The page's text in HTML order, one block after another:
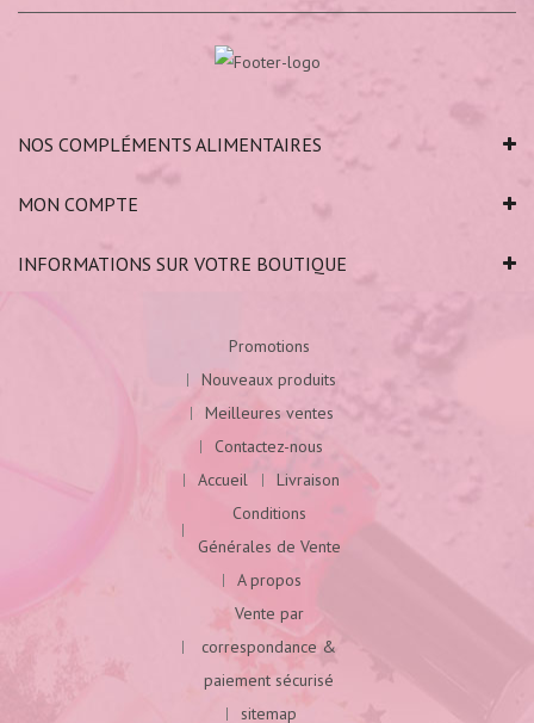
NOS COMPLÉMENTS ALIMENTAIRES
MON COMPTE
INFORMATIONS SUR VOTRE BOUTIQUE
Promotions
Nouveaux produits
Meilleures ventes
Contactez-nous
Accueil
Livraison
Conditions
Générales de Vente
A propos
Vente par
correspondance &
paiement sécurisé
sitemap